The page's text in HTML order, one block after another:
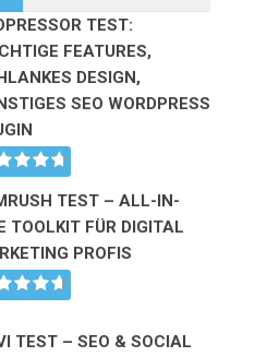
TEST:
FEATURES,
DESIGN,
SEO WORDPRESS
TEST – ALL-IN-
TOOLKIT FÜR DIGITAL
PROFIS
TEST – SEO & SOCIAL